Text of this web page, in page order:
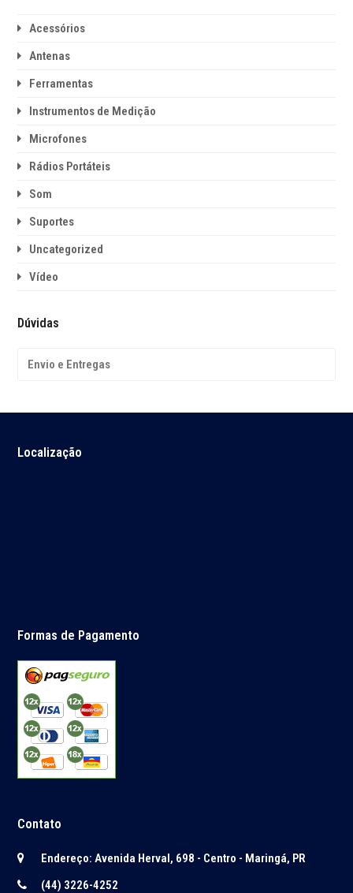
Acessórios
Antenas
Ferramentas
Instrumentos de Medição
Microfones
Rádios Portáteis
Som
Suportes
Uncategorized
Vídeo
Dúvidas
Envio e Entregas
Localização
Formas de Pagamento
Contato
Endereço: Avenida Herval, 698 - Centro - Maringá, PR
(44) 3226-4252